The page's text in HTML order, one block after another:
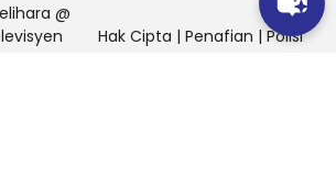
@
Hak Cipta | Penafian | Polisi